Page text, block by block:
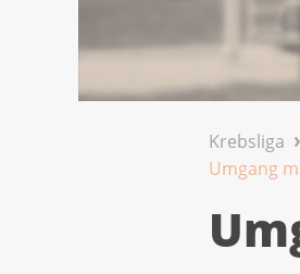
Krebsliga
Umgang